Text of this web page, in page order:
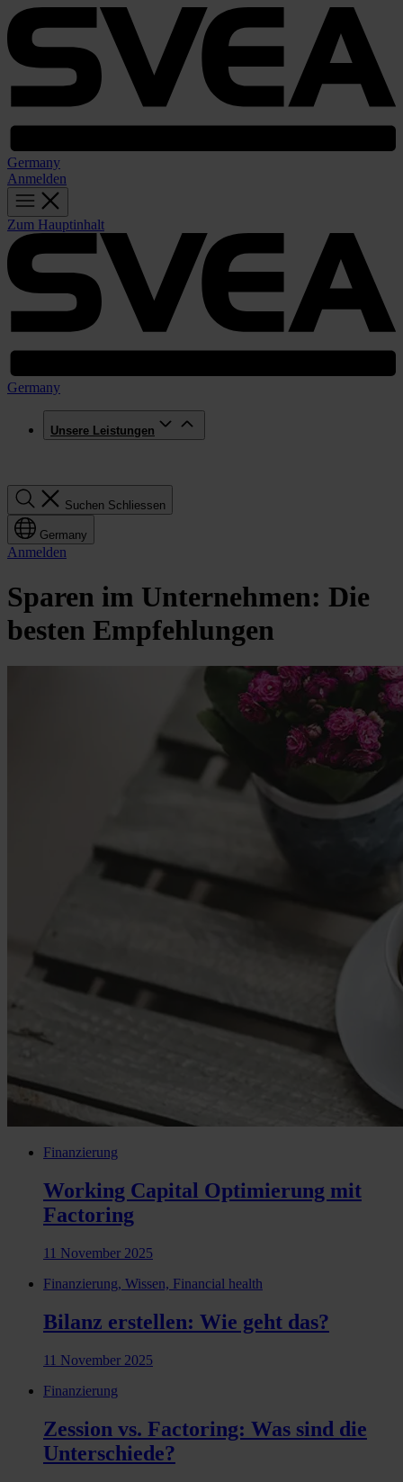
Germany
Anmelden
Zum Hauptinhalt
Germany
Unsere Leistungen
Suchen Schliessen
Germany
Anmelden
Sparen im Unternehmen: Die
besten Empfehlungen
Finanzierung
Working Capital Optimierung mit
Factoring
11 November 2025
Finanzierung, Wissen, Financial health
Bilanz erstellen: Wie geht das?
11 November 2025
Finanzierung
Zession vs. Factoring: Was sind die
Unterschiede?